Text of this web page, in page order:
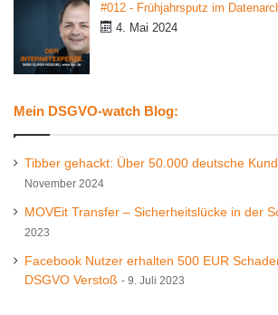
#012 - Frühjahrsputz im
4. Mai 2024
Mein DSGVO-watch Blog:
Tibber gehackt: Über 50.000 deutsche
November 2024
MOVEit Transfer – Sicherheitslücke in der
2023
Facebook Nutzer erhalten 500 EUR
DSGVO Verstoß
9. Juli 2023